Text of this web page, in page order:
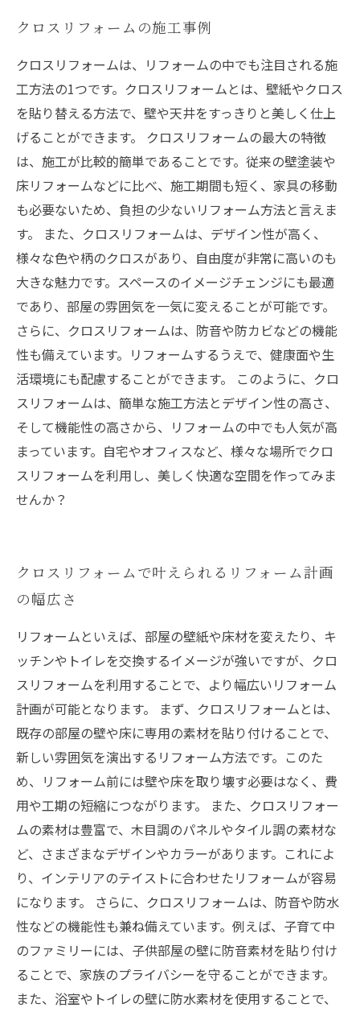
クロスリフォームの施工事例
クロスリフォームは、リフォームの中でも注目される施
工方法の1つです。クロスリフォームとは、壁紙やクロス
を貼り替える方法で、壁や天井をすっきりと美しく仕上
げることができます。 クロスリフォームの最大の特徴
は、施工が比較的簡単であることです。従来の壁塗装や
床リフォームなどに比べ、施工期間も短く、家具の移動
も必要ないため、負担の少ないリフォーム方法と言えま
す。 また、クロスリフォームは、デザイン性が高く、
様々な色や柄のクロスがあり、自由度が非常に高いのも
大きな魅力です。スペースのイメージチェンジにも最適
であり、部屋の雰囲気を一気に変えることが可能です。
さらに、クロスリフォームは、防音や防カビなどの機能
性も備えています。リフォームするうえで、健康面や生
活環境にも配慮することができます。 このように、クロ
スリフォームは、簡単な施工方法とデザイン性の高さ、
そして機能性の高さから、リフォームの中でも人気が高
まっています。自宅やオフィスなど、様々な場所でクロ
スリフォームを利用し、美しく快適な空間を作ってみま
せんか？
クロスリフォームで叶えられるリフォーム計画
の幅広さ
リフォームといえば、部屋の壁紙や床材を変えたり、キ
ッチンやトイレを交換するイメージが強いですが、クロ
スリフォームを利用することで、より幅広いリフォーム
計画が可能となります。 まず、クロスリフォームとは、
既存の部屋の壁や床に専用の素材を貼り付けることで、
新しい雰囲気を演出するリフォーム方法です。このた
め、リフォーム前には壁や床を取り壊す必要はなく、費
用や工期の短縮につながります。 また、クロスリフォー
ムの素材は豊富で、木目調のパネルやタイル調の素材な
ど、さまざまなデザインやカラーがあります。これによ
り、インテリアのテイストに合わせたリフォームが容易
になります。 さらに、クロスリフォームは、防音や防水
性などの機能性も兼ね備えています。例えば、子育て中
のファミリーには、子供部屋の壁に防音素材を貼り付け
ることで、家族のプライバシーを守ることができます。
また、浴室やトイレの壁に防水素材を使用することで、